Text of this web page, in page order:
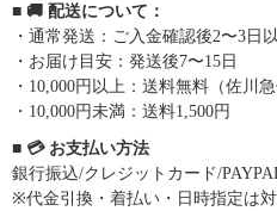
■ 🚚 配送について：
・通常発送：ご入金確認後2〜3日
・お届け目安：発送後7〜15日
・10,000円以上：送料無料（佐川
・10,000円未満：送料1,500円
■ 💳 お支払い方法
銀行振込/クレジットカード/
※代金引換・着払い・日時指定は対